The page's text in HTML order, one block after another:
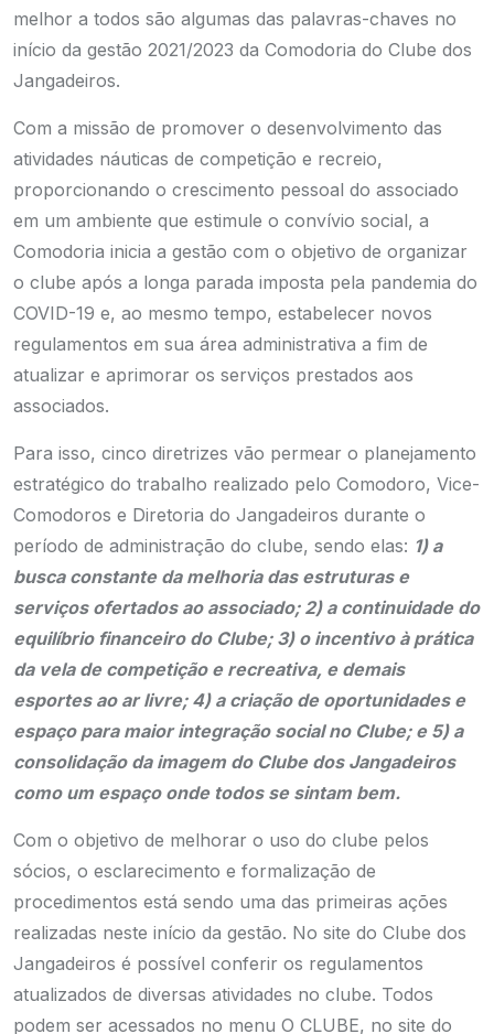
melhor a todos são algumas das palavras-chaves no
início da gestão 2021/2023 da Comodoria do Clube dos
Jangadeiros.
Com a missão de promover o desenvolvimento das
atividades náuticas de competição e recreio,
proporcionando o crescimento pessoal do associado
em um ambiente que estimule o convívio social, a
Comodoria inicia a gestão com o objetivo de organizar
o clube após a longa parada imposta pela pandemia do
COVID-19 e, ao mesmo tempo, estabelecer novos
regulamentos em sua área administrativa a fim de
atualizar e aprimorar os serviços prestados aos
associados.
Para isso, cinco diretrizes vão permear o planejamento
estratégico do trabalho realizado pelo Comodoro, Vice-
Comodoros e Diretoria do Jangadeiros durante o
período de administração do clube, sendo elas: 1) a
busca constante da melhoria das estruturas e
serviços ofertados ao associado; 2) a continuidade do
equilíbrio financeiro do Clube; 3) o incentivo à prática
da vela de competição e recreativa, e demais
esportes ao ar livre; 4) a criação de oportunidades e
espaço para maior integração social no Clube; e 5) a
consolidação da imagem do Clube dos Jangadeiros
como um espaço onde todos se sintam bem.
Com o objetivo de melhorar o uso do clube pelos
sócios, o esclarecimento e formalização de
procedimentos está sendo uma das primeiras ações
realizadas neste início da gestão. No site do Clube dos
Jangadeiros é possível conferir os regulamentos
atualizados de diversas atividades no clube. Todos
podem ser acessados no menu O CLUBE, no site do